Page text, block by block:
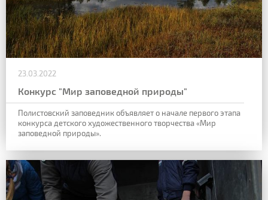
23.03.2022
Конкурс "Мир заповедной природы"
Полистовский заповедник объявляет о начале первого этапа
конкурса детского художественного творчества «Мир
заповедной природы».